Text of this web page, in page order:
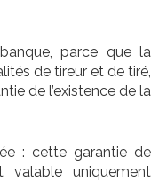
parce que la
de tireur et de tiré,
de l’existence de la
: cette garantie de
valable uniquement